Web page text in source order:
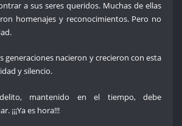
a sus seres queridos. Muchas de ellas
homenajes y reconocimientos. Pero no
generaciones nacieron y crecieron con esta
y silencio.
mantenido en el tiempo, debe
¡¡¡Ya es hora!!!